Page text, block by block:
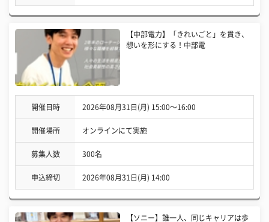
【中部電力】「きれいごと」を貫き、
想いを形にする！中部電
開催日時 2026年08月31日(月) 15:00〜16:00
開催場所 オンラインにて実施
募集人数 300名
申込締切 2026年08月31日(月) 14:00
【ソニー】誰一人、同じキャリアは歩